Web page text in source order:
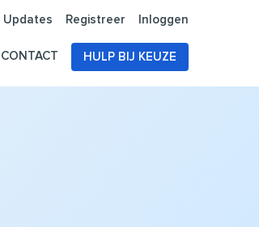
Updates Registreer Inloggen
CONTACT HULP BIJ KEUZE